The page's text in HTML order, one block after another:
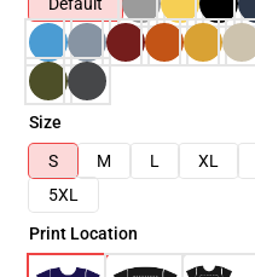
Size
S
M L XL
5XL
Print Location